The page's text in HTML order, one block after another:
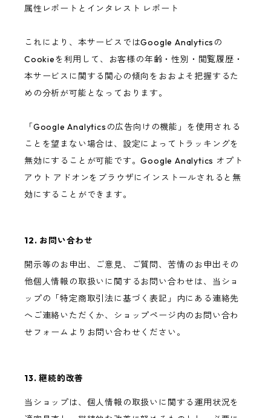
属性レポートとインタレスト レポート
これにより、本サービスではGoogle Analyticsの
Cookieを利用して、お客様の年齢・性別・閲覧履歴・
本サービスに関する関心の傾向をおおよそ把握するた
めの分析が可能となっております。
「Google Analyticsの広告向けの機能」を使用される
ことを望まない場合は、設定によってトラッキングを
無効にすることが可能です。Google Analytics オプト
アウト アドオンをブラウザにインストールされると無
効にすることができます。
12. お問い合わせ
開示等のお申出、ご意見、ご質問、苦情のお申出その
他個人情報の取扱いに関するお問い合わせは、当ショ
ップの「特定商取引法に基づく表記」内にある連絡先
へご連絡いただくか、ショップページ内のお問い合わ
せフォームよりお問い合わせください。
13. 継続的改善
当ショップは、個人情報の取扱いに関する運用状況を